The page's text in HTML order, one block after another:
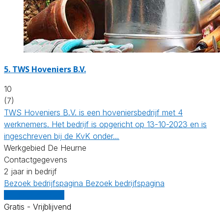
5. TWS Hoveniers B.V.
10
(7)
TWS Hoveniers B.V. is een hoveniersbedrijf met 4
werknemers. Het bedrijf is opgericht op 13-10-2023 en is
ingeschreven bij de KvK onder…
Werkgebied De Heurne
Contactgegevens
2 jaar in bedrijf
Bezoek bedrijfspagina Bezoek bedrijfspagina
Gratis - Vrijblijvend